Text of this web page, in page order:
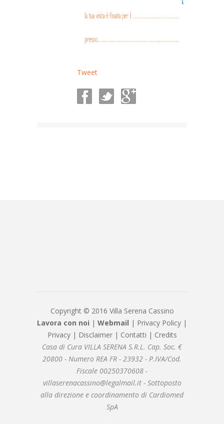
Tweet
Copyright © 2016 Villa Serena Cassino
Lavora con noi | Webmail | Privacy Policy |
Privacy| Disclaimer| Contatti | Credits
Casa di Cura VILLA SERENA S.R.L. Cap. Soc. €
20800 - Numero REA FR - 23932 - P.IVA/Cod.
Fiscale 00250370608 -
villaserenacassino@legalmail.it - Sottoposto
alla direzione e coordinamento di Cardiomed
SpA